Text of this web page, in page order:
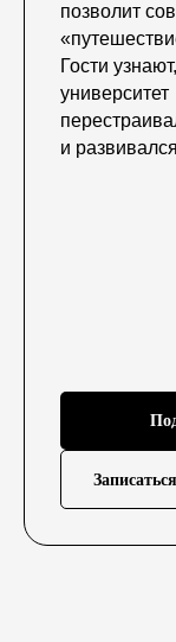
позволит
Гости
университет
и